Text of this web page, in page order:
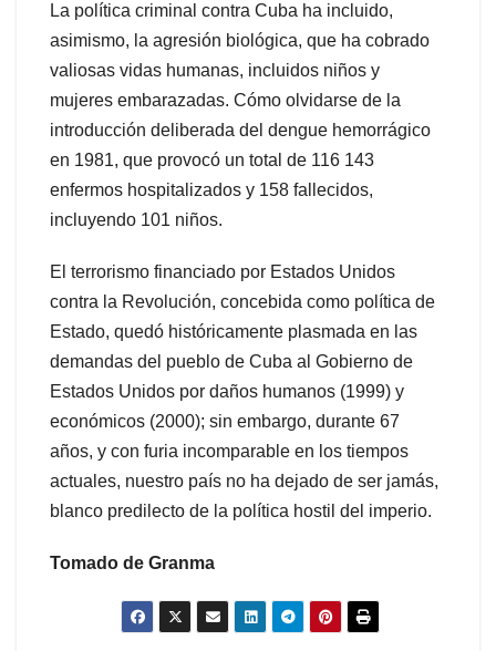
La política criminal contra Cuba ha incluido,
asimismo, la agresión biológica, que ha cobrado
valiosas vidas humanas, incluidos niños y
mujeres embarazadas. Cómo olvidarse de la
introducción deliberada del dengue hemorrágico
en 1981, que provocó un total de 116 143
enfermos hospitalizados y 158 fallecidos,
incluyendo 101 niños.
El terrorismo financiado por Estados Unidos
contra la Revolución, concebida como política de
Estado, quedó históricamente plasmada en las
demandas del pueblo de Cuba al Gobierno de
Estados Unidos por daños humanos (1999) y
económicos (2000); sin embargo, durante 67
años, y con furia incomparable en los tiempos
actuales, nuestro país no ha dejado de ser jamás,
blanco predilecto de la política hostil del imperio.
Tomado de Granma